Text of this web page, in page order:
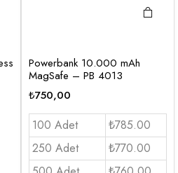
Powerbank 10.000 mAh
MagSafe – PB 4013
₺750,00
100 Adet
₺785.00
250 Adet
₺770.00